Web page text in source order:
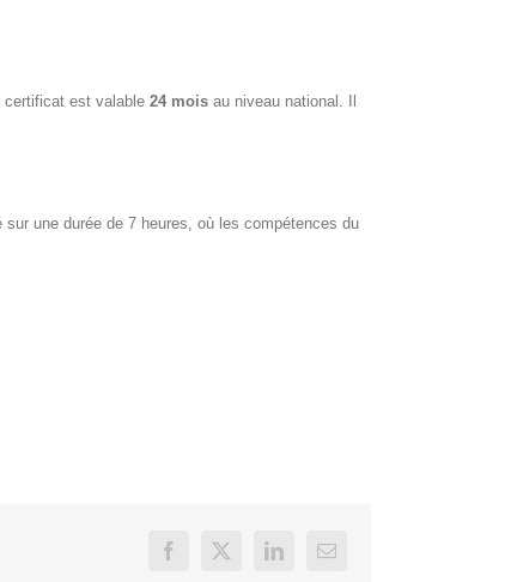
certificat est valable 24 moisau niveau national. Il
sur une durée de 7 heures, où les compétences du
Facebook
X LinkedInEmail